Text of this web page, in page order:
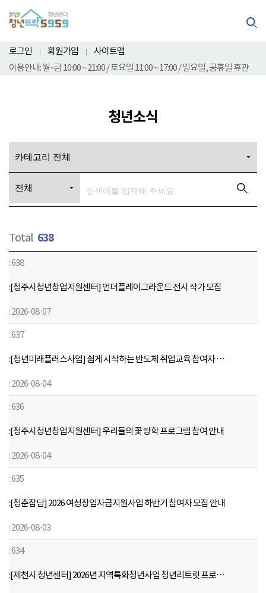
로그인 회원가입
사이트맵
이용안내: 월~금 10:00 ~ 21:00 / 토요일 11:00 ~ 17:00 / 일요일, 공휴일 휴관
청년소식
Total 638
공
사
게
시
공
사
항
시
으
로
분
제
등
638
[청주시청년창업지원센터] 언더플레이그라운드 전시 작가 모집
2026-08-07
637
[청년미래플러스사업] 쉽게 시작하는 반도체 취업교육 참여자 모집
2026-08-04
636
[청주시청년창업지원센터] 우리들의 꽃 방학 프로그램 참여 안내
2026-08-04
635
[청춘잡담] 2026 여성창업자금지원사업 하반기 참여자 모집 안내
2026-08-03
634
[제천시 청년센터] 2026년 지역특화청년사업 청년리트릿 프로그램 참여자 모집